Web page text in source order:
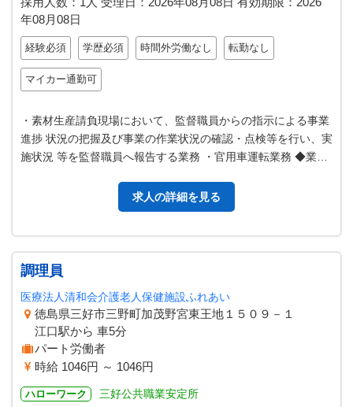
年08月08日
経験必須 学歴必須 時間外労働なし 転勤なし
マイカー通勤可
・素材生産請負現場において、監督職員からの指示による事業
進捗 状況の把握及び事業の作業状況の確認・点検等を行い、実
施状況 等を監督職員へ報告する業務 ・官用車運転業務 ◆業務
求人の詳細を見る
調理員
医療法人清和会介護老人保健施設ふれあい
徳島県三好市三野町加茂野宮東王地１５０９－１
江口駅から 車5分
パート労働者
時給 1046円 ～ 1046円
ハローワーク 三好公共職業安定所